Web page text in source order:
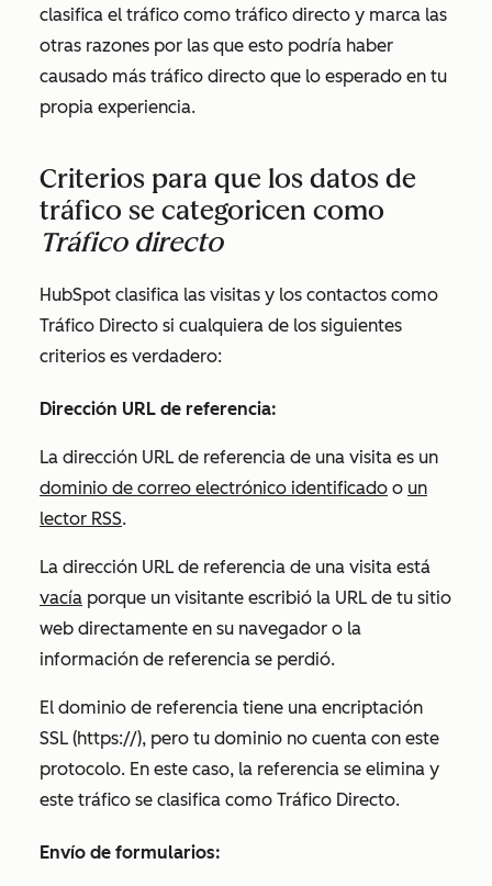
clasifica el tráfico como tráfico directo y marca las
otras razones por las que esto podría haber
causado más tráfico directo que lo esperado en tu
propia experiencia.
Criterios para que los datos de
tráfico se categoricen como
Tráfico directo
HubSpot clasifica las visitas y los contactos como
Tráfico Directo si cualquiera de los siguientes
criterios es verdadero:
Dirección URL de referencia:
La dirección URL de referencia de una visita es un
dominio de correo electrónico identificado o un
lector RSS.
La dirección URL de referencia de una visita está
vacía porque un visitante escribió la URL de tu sitio
web directamente en su navegador o la
información de referencia se perdió.
El dominio de referencia tiene una encriptación
SSL (https://), pero tu dominio no cuenta con este
protocolo. En este caso, la referencia se elimina y
este tráfico se clasifica como Tráfico Directo.
Envío de formularios: